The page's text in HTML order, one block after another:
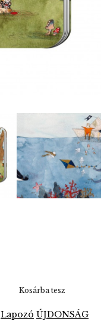
Kosárba tesz
Lapozó ÚJDONSÁG